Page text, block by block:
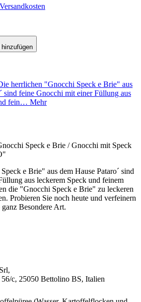
herrlichen "Gnocchi Speck e Brie" aus
sind feine Gnocchi mit einer Füllung aus
fein… Mehr
Speck e Brie / Gnocchi mit Speck
e Brie" aus dem Hause Pataro´ sind
aus leckerem Speck und feinem
die "Gnocchi Speck e Brie" zu leckeren
Probieren Sie noch heute und verfeinern
Besondere Art.
c, 25050 Bettolino BS, Italien